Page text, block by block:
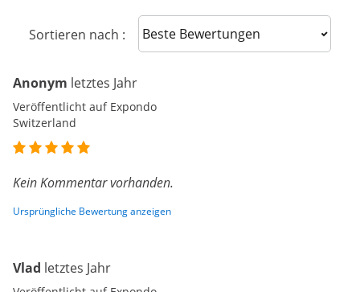
Sortieren nach : Sort reviews
Anonym letztes Jahr
Veröffentlicht auf Expondo
Switzerland
Kein Kommentar vorhanden.
Ursprüngliche Bewertung anzeigen
Vlad letztes Jahr